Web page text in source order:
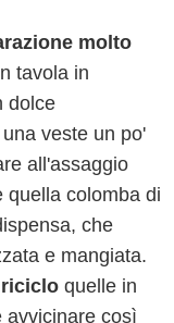
molto
tavola in
dolce
veste un po'
all'assaggio
quella colomba di
che
e mangiata.
quelle in
avvicinare così